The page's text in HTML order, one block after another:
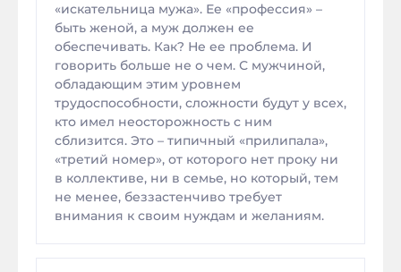
«искательница мужа». Ее «профессия» –
быть женой, а муж должен ее
обеспечивать. Как? Не ее проблема. И
говорить больше не о чем. С мужчиной,
обладающим этим уровнем
трудоспособности, сложности будут у всех,
кто имел неосторожность с ним
сблизится. Это – типичный «прилипала»,
«третий номер», от которого нет проку ни
в коллективе, ни в семье, но который, тем
не менее, беззастенчиво требует
внимания к своим нуждам и желаниям.